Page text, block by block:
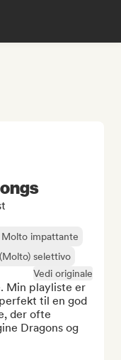
Molto impattante
(Molto) selettivo
Vedi originale
Min playliste er
til en god
der ofte
Dragons og